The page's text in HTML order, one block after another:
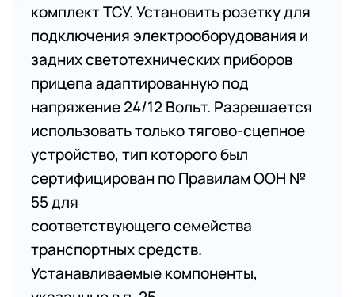
комплект ТСУ. Установить розетку для
подключения электрооборудования и
задних светотехнических приборов
прицепа адаптированную под
напряжение 24/12 Вольт. Разрешается
использовать только тягово-сцепное
устройство, тип которого был
сертифицирован по Правилам ООН №
55 для
соответствующего семейства
транспортных средств.
Устанавливаемые компоненты,